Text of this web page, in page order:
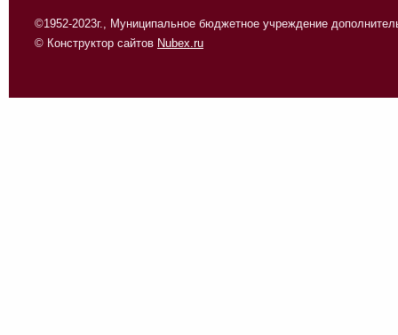
©1952-2023г., Муниципальное бюджетное учреждение
© Конструктор сайтов Nubex.ru